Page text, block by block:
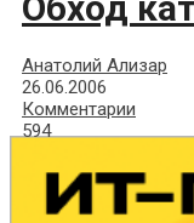
Анатолий Ализар
26.06.2006
Комментарии
594